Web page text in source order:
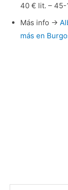
40 € lit. – 45-
Más info →
más en